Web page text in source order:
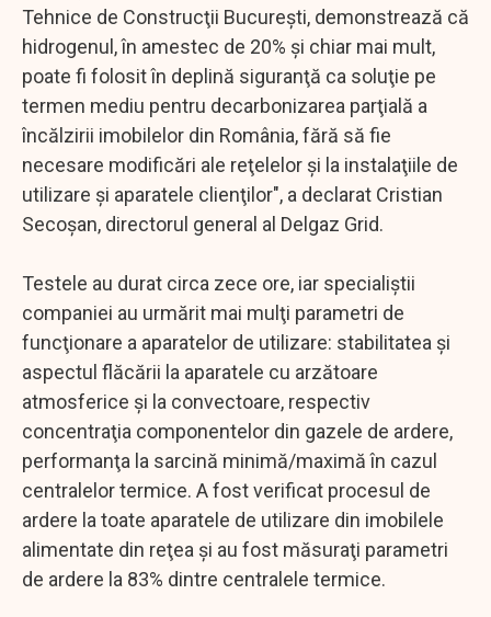
Tehnice de Construcţii Bucureşti, demonstrează că
hidrogenul, în amestec de 20% şi chiar mai mult,
poate fi folosit în deplină siguranţă ca soluţie pe
termen mediu pentru decarbonizarea parţială a
încălzirii imobilelor din România, fără să fie
necesare modificări ale reţelelor şi la instalaţiile de
utilizare şi aparatele clienţilor", a declarat Cristian
Secoşan, directorul general al Delgaz Grid.
Testele au durat circa zece ore, iar specialiştii
companiei au urmărit mai mulţi parametri de
funcţionare a aparatelor de utilizare: stabilitatea şi
aspectul flăcării la aparatele cu arzătoare
atmosferice şi la convectoare, respectiv
concentraţia componentelor din gazele de ardere,
performanţa la sarcină minimă/maximă în cazul
centralelor termice. A fost verificat procesul de
ardere la toate aparatele de utilizare din imobilele
alimentate din reţea şi au fost măsuraţi parametri
de ardere la 83% dintre centralele termice.